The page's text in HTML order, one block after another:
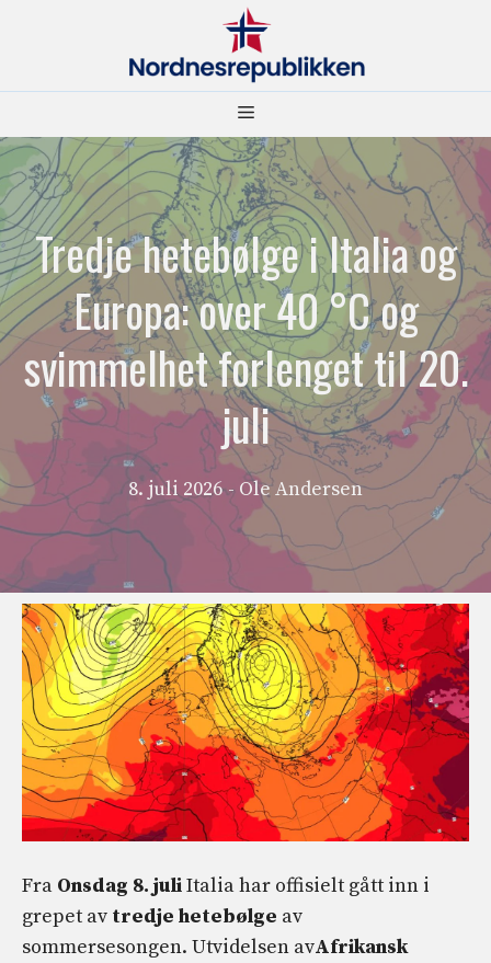
Meny
Tredje hetebølge i Italia og
Europa: over 40 °C og
svimmelhet forlenget til 20.
juli
8. juli 2026 - Ole Andersen
Fra Onsdag 8. juliItalia har offisielt gått inn i
grepet av tredje hetebølge av
sommersesongen. Utvidelsen avAfrikansk